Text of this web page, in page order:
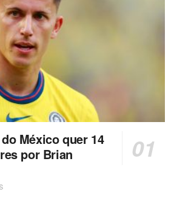
México quer 14
por Brian